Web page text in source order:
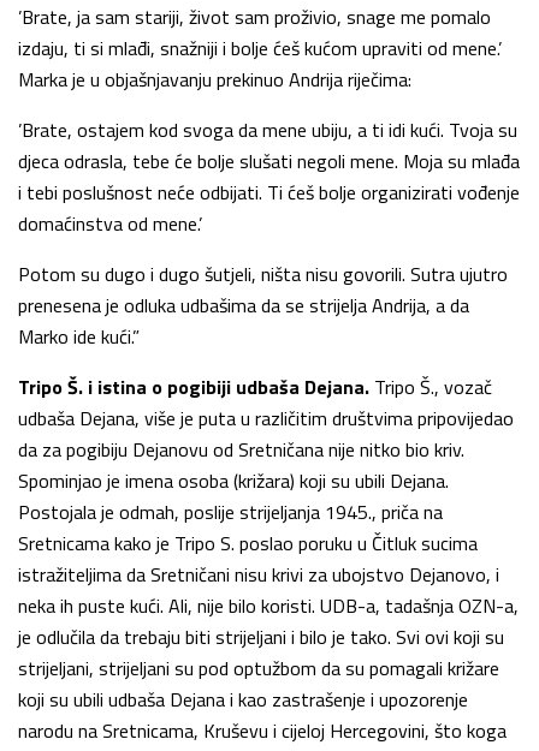
’Brate, ja sam stariji, život sam proživio, snage me pomalo
izdaju, ti si mlađi, snažniji i bolje ćeš kućom upraviti od mene.’
Marka je u objašnjavanju prekinuo Andrija riječima:
’Brate, ostajem kod svoga da mene ubiju, a ti idi kući. Tvoja su
djeca odrasla, tebe će bolje slušati negoli mene. Moja su mlađa
i tebi poslušnost neće odbijati. Ti ćeš bolje organizirati vođenje
domaćinstva od mene.’
Potom su dugo i dugo šutjeli, ništa nisu govorili. Sutra ujutro
prenesena je odluka udbašima da se strijelja Andrija, a da
Marko ide kući.”
Tripo Š. i istina o pogibiji udbaša Dejana. Tripo Š., vozač
udbaša Dejana, više je puta u različitim društvima pripovijedao
da za pogibiju Dejanovu od Sretničana nije nitko bio kriv.
Spominjao je imena osoba (križara) koji su ubili Dejana.
Postojala je odmah, poslije strijeljanja 1945., priča na
Sretnicama kako je Tripo S. poslao poruku u Čitluk sucima
istražiteljima da Sretničani nisu krivi za ubojstvo Dejanovo, i
neka ih puste kući. Ali, nije bilo koristi. UDB-a, tadašnja OZN-a,
je odlučila da trebaju biti strijeljani i bilo je tako. Svi ovi koji su
strijeljani, strijeljani su pod optužbom da su pomagali križare
koji su ubili udbaša Dejana i kao zastrašenje i upozorenje
narodu na Sretnicama, Kruševu i cijeloj Hercegovini, što koga